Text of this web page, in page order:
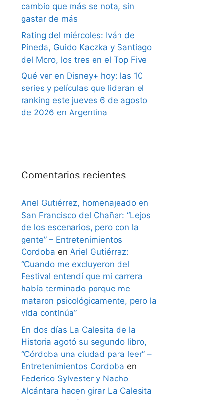
cambio que más se nota, sin
gastar de más
Rating del miércoles: Iván de
Pineda, Guido Kaczka y Santiago
del Moro, los tres en el Top Five
Qué ver en Disney+ hoy: las 10
series y películas que lideran el
ranking este jueves 6 de agosto
de 2026 en Argentina
Comentarios recientes
Ariel Gutiérrez, homenajeado en
San Francisco del Chañar: “Lejos
de los escenarios, pero con la
gente” – Entretenimientos
Cordoba en Ariel Gutiérrez:
“Cuando me excluyeron del
Festival entendí que mi carrera
había terminado porque me
mataron psicológicamente, pero la
vida continúa”
En dos días La Calesita de la
Historia agotó su segundo libro,
“Córdoba una ciudad para leer” –
Entretenimientos Cordoba en
Federico Sylvester y Nacho
Alcántara hacen girar La Calesita